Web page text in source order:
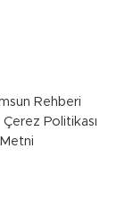
Rehberi
Çerez Politikası